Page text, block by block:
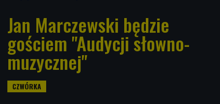
Jan Marczewski będzie
gościem "Audycji słowno-
muzycznej"